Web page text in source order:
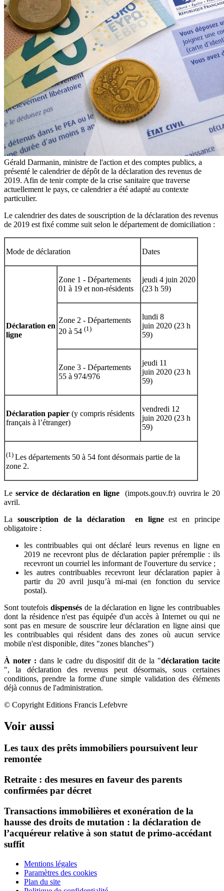
Gérald Darmanin, ministre de l'action et des comptes publics, a
présenté le calendrier de dépôt de la déclaration des revenus de
2019. Afin de tenir compte de la crise sanitaire que traverse
actuellement le pays, ce calendrier a été adapté au contexte
particulier.
Le calendrier des dates de souscription de la déclaration des revenus
de 2019 est fixé comme suit selon le département de domiciliation :
Mode de déclaration Dates
Déclaration en
ligne
Zone 1 - Départements
01 à 19 et non-résidents
jeudi 4 juin 2020
(23 h 59)
Zone 2 - Départements
20 à 54 (1)
lundi 8
juin 2020 (23 h
59)
Zone 3 - Départements
55 à 974/976
jeudi 11
juin 2020 (23 h
59)
Déclaration papier (y compris résidents
français à l’étranger)
vendredi 12
juin 2020 (23 h
59)
(1) Les départements 50 à 54 font désormais partie de la
zone 2.
Le service de déclaration en ligne (impots.gouv.fr) ouvrira le 20
avril.
La souscription de la déclaration en ligneest en principe
obligatoire :
les contribuables qui ont déclaré leurs revenus en ligne en
2019 ne recevront plus de déclaration papier préremplie : ils
recevront un courriel les informant de l'ouverture du service ;
les autres contribuables recevront leur déclaration papier à
partir du 20 avril jusqu’à mi-mai (en fonction du service
postal).
Sont toutefois dispensésde la déclaration en ligne les contribuables
dont la résidence n'est pas équipée d'un accès à Internet ou qui ne
sont pas en mesure de souscrire leur déclaration en ligne ainsi que
les contribuables qui résident dans des zones où aucun service
mobile n'est disponible, dites "zones blanches")
À noter : dans le cadre du dispositif dit de la "déclaration tacite
", la déclaration des revenus peut désormais, sous certaines
conditions, prendre la forme d'une simple validation des éléments
déjà connus de l'administration.
© Copyright Editions Francis Lefebvre
Voir aussi
Les taux des prêts immobiliers poursuivent leur
remontée
Retraite : des mesures en faveur des parents
confirmées par décret
Transactions immobilières et exonération de la
hausse des droits de mutation : la déclaration de
l’acquéreur relative à son statut de primo-accédant
suffit
Mentions légales
Paramètres des cookies
Plan du site